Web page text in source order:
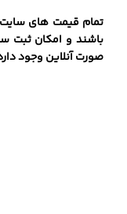
تمام قیمت های
باشند و امکان ثبت
صورت آنلاین وجود